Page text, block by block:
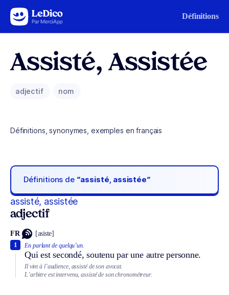
Aller au contenu Définitions
Assisté, Assistée
adjectif nom
Définitions, synonymes, exemples en français
Définitions de “assisté, assistée“
assisté, assistée
adjectif
FR [asiste]
En parlant de quelqu’un.
Qui est secondé, soutenu par une autre personne.
1
Il vint à l’audience, assisté de son avocat.
L’arbitre est intervenu, assisté de son chronométreur.